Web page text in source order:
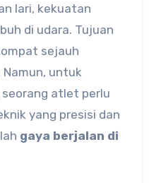
lari, kekuatan
di udara. Tujuan
sejauh
untuk
atlet perlu
yang presisi dan
gaya berjalan di